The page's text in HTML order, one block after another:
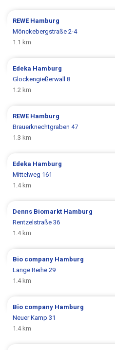
REWE Hamburg
Mönckebergstraße 2-4
1.1 km
Edeka Hamburg
Glockengießerwall 8
1.2 km
REWE Hamburg
Brauerknechtgraben 47
1.3 km
Edeka Hamburg
Mittelweg 161
1.4 km
Denns Biomarkt Hamburg
Rentzelstraße 36
1.4 km
Bio company Hamburg
Lange Reihe 29
1.4 km
Bio company Hamburg
Neuer Kamp 31
1.4 km